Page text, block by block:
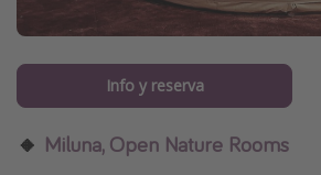
Info y reserva
🔸 Miluna, Open Nature Rooms